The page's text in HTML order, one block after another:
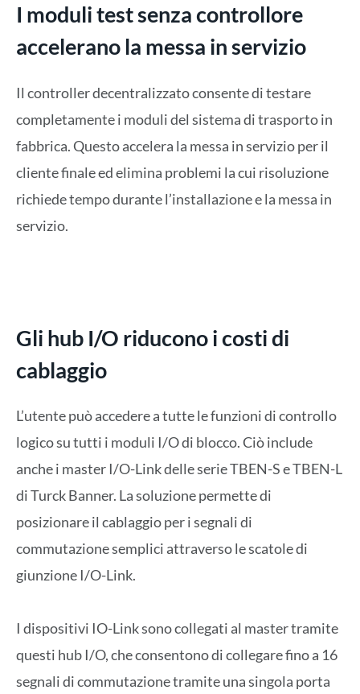
I moduli test senza controllore
accelerano la messa in servizio
Il controller decentralizzato consente di testare
completamente i moduli del sistema di trasporto in
fabbrica. Questo accelera la messa in servizio per il
cliente finale ed elimina problemi la cui risoluzione
richiede tempo durante l’installazione e la messa in
servizio.
Gli hub I/O riducono i costi di
cablaggio
L’utente può accedere a tutte le funzioni di controllo
logico su tutti i moduli I/O di blocco. Ciò include
anche i master I/O-Link delle serie TBEN-S e TBEN-L
di Turck Banner. La soluzione permette di
posizionare il cablaggio per i segnali di
commutazione semplici attraverso le scatole di
giunzione I/O-Link.
I dispositivi IO-Link sono collegati al master tramite
questi hub I/O, che consentono di collegare fino a 16
segnali di commutazione tramite una singola porta